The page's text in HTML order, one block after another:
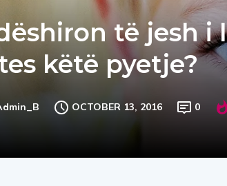
të jesh i
këtë pyetje?
OCTOBER 13, 2016 0